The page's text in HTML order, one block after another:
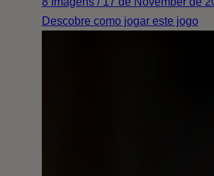
Descobre como jogar este jogo